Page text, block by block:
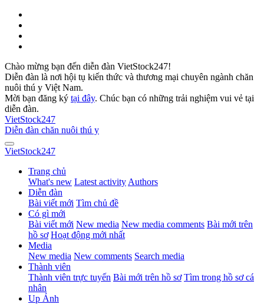
Chào mừng bạn đến diễn đàn VietStock247!
Diễn đàn là nơi hội tụ kiến thức và thương mại chuyên ngành chăn
nuôi thú y Việt Nam.
Mời bạn đăng ký tại đây. Chúc bạn có những trải nghiệm vui vẻ tại
diễn đàn.
VietStock247
Diễn đàn chăn nuôi thú y
VietStock247
Trang chủ
What's new Latest activity Authors
Diễn đàn
Bài viết mới Tìm chủ đề
Có gì mới
Bài viết mới New media New media comments Bài mới trên
hồ sơ Hoạt động mới nhất
Media
New media New comments Search media
Thành viên
Thành viên trực tuyến Bài mới trên hồ sơ Tìm trong hồ sơ cá
nhân
Up Ảnh